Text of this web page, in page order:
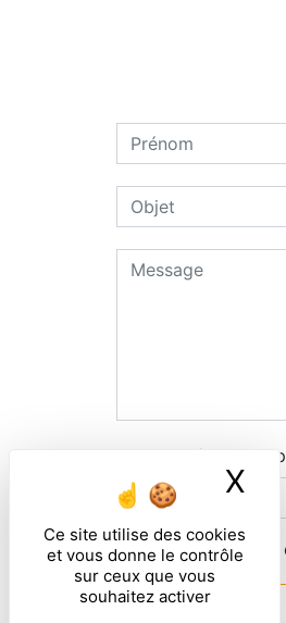
Ce site utilise des cookies
et vous donne le contrôle
sur ceux que vous
souhaitez activer
X
Combien font cinq
En cochant cette